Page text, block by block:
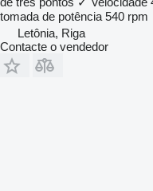
tomada de potência 540 rpm
Letônia, Riga
Contacte o vendedor